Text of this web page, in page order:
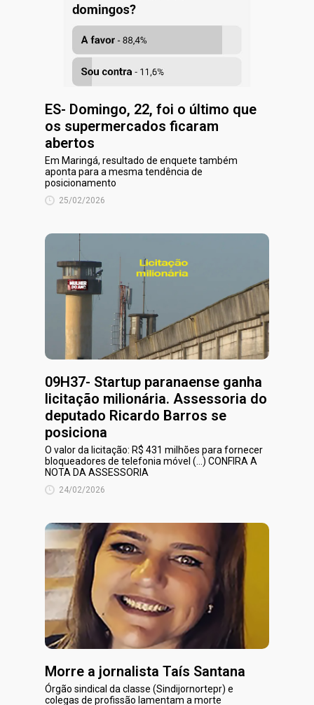
ES- Domingo, 22, foi o último que
os supermercados ficaram
abertos
Em Maringá, resultado de enquete também
aponta para a mesma tendência de
posicionamento
25/02/2026
09H37- Startup paranaense ganha
licitação milionária. Assessoria do
deputado Ricardo Barros se
posiciona
O valor da licitação: R$ 431 milhões para fornecer
bloqueadores de telefonia móvel (...) CONFIRA A
NOTA DA ASSESSORIA
24/02/2026
Morre a jornalista Taís Santana
Órgão sindical da classe (Sindijornortepr) e
colegas de profissão lamentam a morte